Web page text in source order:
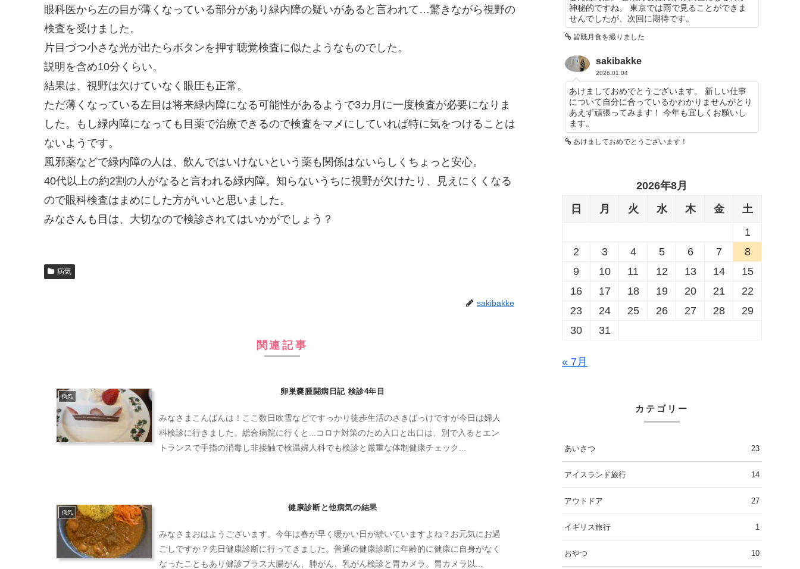
眼科医から左の目が薄くなっている部分があり緑内障の疑いがあると言われて…驚きながら視野の
検査を受けました。
片目づつ小さな光が出たらボタンを押す聴覚検査に似たようなものでした。
説明を含め10分くらい。
結果は、視野は欠けていなく眼圧も正常。
ただ薄くなっている左目は将来緑内障になる可能性があるようで3カ月に一度検査が必要になりま
した。もし緑内障になっても目薬で治療できるので検査をマメにしていれば特に気をつけることは
ないようです。
風邪薬などで緑内障の人は、飲んではいけないという薬も関係はないらしくちょっと安心。
40代以上の約2割の人がなると言われる緑内障。知らないうちに視野が欠けたり、見えにくくなる
ので眼科検査はまめにした方がいいと思いました。
みなさんも目は、大切なので検診されてはいかがでしょう？
病気
sakibakke
関連記事
病気
卵巣嚢腫闘病日記 検診4年目
みなさまこんばんは！ここ数日吹雪などですっかり徒歩生活のさきばっけですが今日は婦人
科検診に行きました。総合病院に行くと...コロナ対策のため入口と出口は、別で入るとエン
トランスで手指の消毒し非接触で検温婦人科でも検診と厳重な体制健康チェック...
病気
健康診断と他病気の結果
みなさまおはようございます。今年は春が早く暖かい日が続いていますよね？お元気にお過
ごしですか？先日健康診断に行ってきました。普通の健康診断に年齢的に健康に自身がなく
なったこともあり健診プラス大腸がん、肺がん、乳がん検診と胃カメラ。胃カメラ以...
神秘的ですね。 東京では雨で見ることができま
せんでしたが、次回に期待です。
皆既月食を撮りました
sakibakke
2026.01.04
あけましておめでとうございます。 新しい仕事
について自分に合っているかわかりませんがとり
あえず頑張ってみます！ 今年も宜しくお願いし
ます。
あけましておめでとうございます！
2026年8月
日
月 火 水 木 金
土
1
2
3 4 5 6 7
8
9
10 11 12 13 14
15
16
17 18 19 20 21
22
23
24 25 26 27 28
29
30
31
« 7月
カテゴリー
あいさつ 23
アイスランド旅行 14
アウトドア 27
イギリス旅行 1
おやつ 10